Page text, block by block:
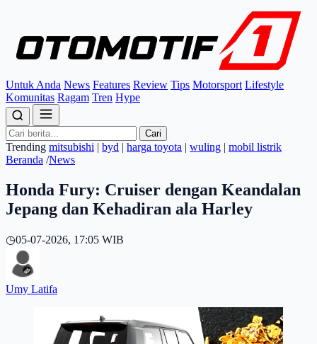
Untuk Anda News Features Review Tips Motorsport Lifestyle
Komunitas Ragam Tren Hype
Cari
Trending mitsubishi | byd | harga toyota | wuling | mobil listrik
Beranda /News
Honda Fury: Cruiser dengan Keandalan
Jepang dan Kehadiran ala Harley
◷05-07-2026, 17:05 WIB
Umy Latifa